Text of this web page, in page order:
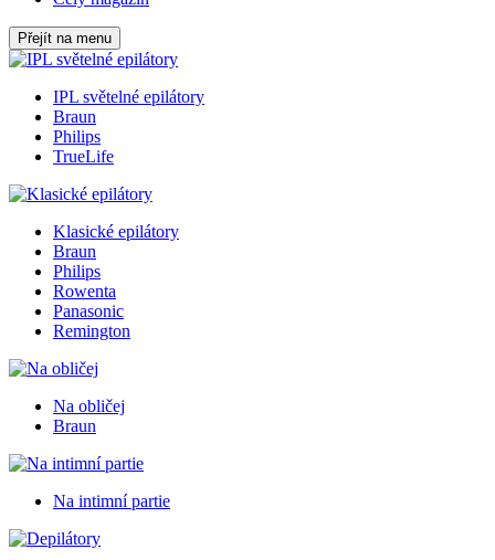
Přejít na menu
IPL světelné epilátory
Braun
Philips
TrueLife
Klasické epilátory
Braun
Philips
Rowenta
Panasonic
Remington
Na obličej
Braun
Na intimní partie